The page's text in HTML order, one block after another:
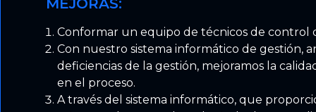
MEJORAS:
Conformar un equipo de técnicos de control
Con nuestro sistema informático de gestión,
deficiencias de la gestión, mejoramos la
en el proceso.
A través del sistema informático, que